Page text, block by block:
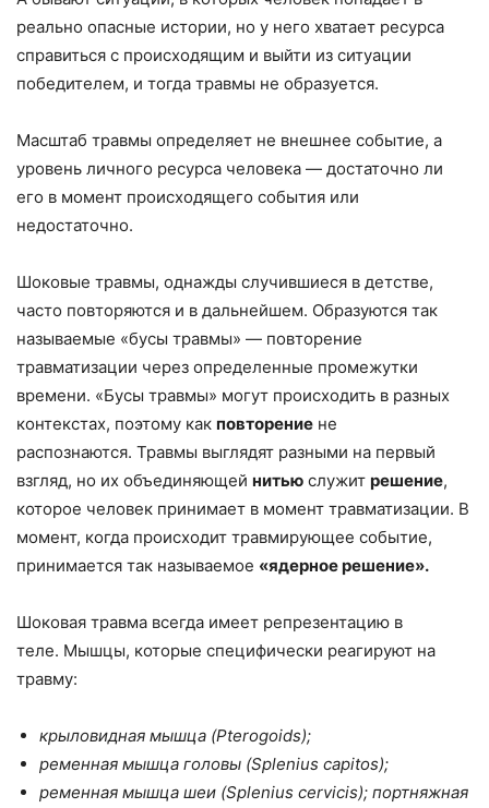
реально опасные истории, но у него хватает ресурса
справиться с происходящим и выйти из ситуации
победителем, и тогда травмы не образуется.
Масштаб травмы определяет не внешнее событие, а
уровень личного ресурса человека — достаточно ли
его в момент происходящего события или
недостаточно.
Шоковые травмы, однажды случившиеся в детстве,
часто повторяются и в дальнейшем. Образуются так
называемые «бусы травмы» — повторение
травматизации через определенные промежутки
времени. «Бусы травмы» могут происходить в разных
контекстах, поэтому как повторение не
распознаются. Травмы выглядят разными на первый
взгляд, но их объединяющей нитью служит решение,
которое человек принимает в момент травматизации. В
момент, когда происходит травмирующее событие,
принимается так называемое «ядерное решение».
Шоковая травма всегда имеет репрезентацию в
теле. Мышцы, которые специфически реагируют на
травму:
крыловидная мышца (Pterogoids);
ременная мышца головы (Splenius capitos);
ременная мышца шеи (Splenius cervicis); портняжная